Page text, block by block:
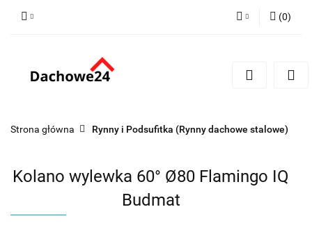
Zarejestruj się
(0)
Strona główna Rynny i Podsufitka (Rynny dachowe stalowe)
Kolano wylewka 60° Ø80 Flamingo IQ
Budmat